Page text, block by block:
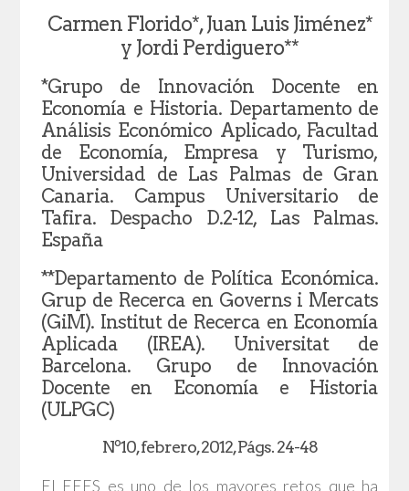
Carmen Florido*, Juan Luis Jiménez*
y Jordi Perdiguero**
*Grupo de Innovación Docente en
Economía e Historia. Departamento de
Análisis Económico Aplicado, Facultad
de Economía, Empresa y Turismo,
Universidad de Las Palmas de Gran
Canaria. Campus Universitario de
Tafira. Despacho D.2-12, Las Palmas.
España
**Departamento de Política Económica.
Grup de Recerca en Governs i Mercats
(GiM). Institut de Recerca en Economía
Aplicada (IREA). Universitat de
Barcelona. Grupo de Innovación
Docente en Economía e Historia
(ULPGC)
Nº10, febrero, 2012, Págs. 24-48
El EEES es uno de los mayores retos que ha